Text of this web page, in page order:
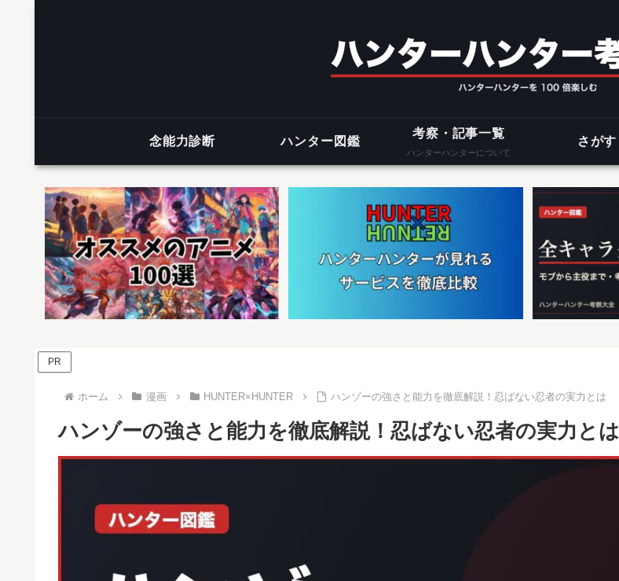
念能力診断 ハンター図鑑
考察・記事一覧
ハンターハンターについて
さがす
PR
ホーム 漫画 HUNTER×HUNTER ハンゾーの強さと能力を徹底解説！忍ばない忍者の実力とは
ハンゾーの強さと能力を徹底解説！忍ばない忍者の実力とは